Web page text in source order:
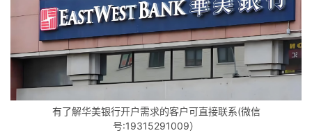
主
有了解华美银行开户需求的客户可直接联系(微信
号:19315291009）